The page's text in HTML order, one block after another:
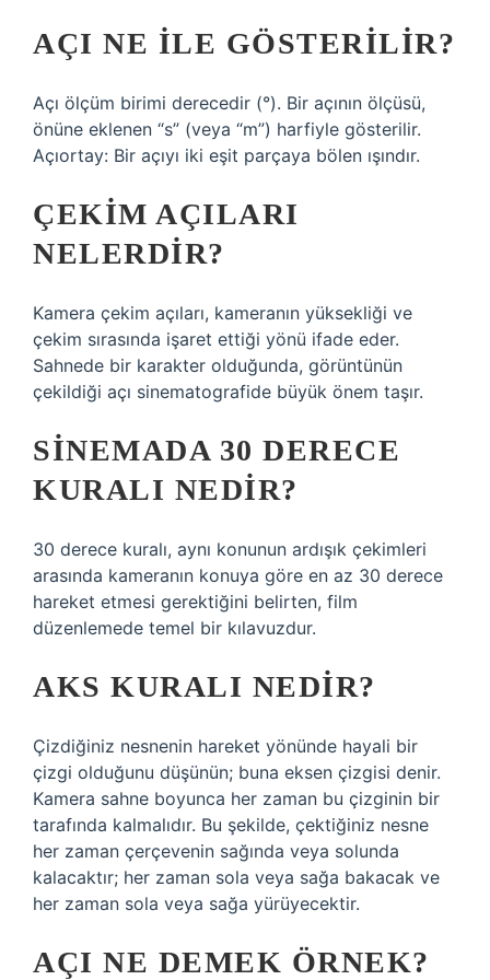
AÇI NE ILE GÖSTERILIR?
Açı ölçüm birimi derecedir (°). Bir açının ölçüsü,
önüne eklenen “s” (veya “m”) harfiyle gösterilir.
Açıortay: Bir açıyı iki eşit parçaya bölen ışındır.
ÇEKIM AÇILARI
NELERDIR?
Kamera çekim açıları, kameranın yüksekliği ve
çekim sırasında işaret ettiği yönü ifade eder.
Sahnede bir karakter olduğunda, görüntünün
çekildiği açı sinematografide büyük önem taşır.
SINEMADA 30 DERECE
KURALI NEDIR?
30 derece kuralı, aynı konunun ardışık çekimleri
arasında kameranın konuya göre en az 30 derece
hareket etmesi gerektiğini belirten, film
düzenlemede temel bir kılavuzdur.
AKS KURALI NEDIR?
Çizdiğiniz nesnenin hareket yönünde hayali bir
çizgi olduğunu düşünün; buna eksen çizgisi denir.
Kamera sahne boyunca her zaman bu çizginin bir
tarafında kalmalıdır. Bu şekilde, çektiğiniz nesne
her zaman çerçevenin sağında veya solunda
kalacaktır; her zaman sola veya sağa bakacak ve
her zaman sola veya sağa yürüyecektir.
AÇI NE DEMEK ÖRNEK?